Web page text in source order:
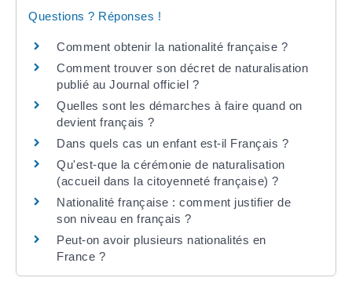
Questions ? Réponses !
Comment obtenir la nationalité française ?
Comment trouver son décret de naturalisation
publié au Journal officiel ?
Quelles sont les démarches à faire quand on
devient français ?
Dans quels cas un enfant est-il Français ?
Qu'est-que la cérémonie de naturalisation
(accueil dans la citoyenneté française) ?
Nationalité française : comment justifier de
son niveau en français ?
Peut-on avoir plusieurs nationalités en
France ?